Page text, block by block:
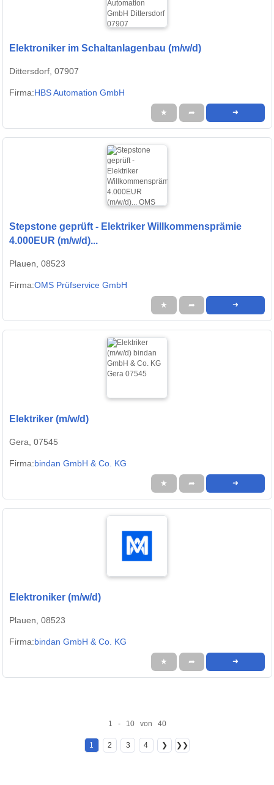
Elektroniker im Schaltanlagenbau (m/w/d)
Dittersdorf, 07907
Firma:HBS Automation GmbH
★ ➦ ➜
Stepstone geprüft - Elektriker Willkommensprämie
4.000EUR (m/w/d)...
Plauen, 08523
Firma:OMS Prüfservice GmbH
★ ➦ ➜
Elektriker (m/w/d)
Gera, 07545
Firma:bindan GmbH & Co. KG
★ ➦ ➜
Elektroniker (m/w/d)
Plauen, 08523
Firma:bindan GmbH & Co. KG
★ ➦ ➜
1 - 10 von 40
1 2 3 4 ❯ ❯❯